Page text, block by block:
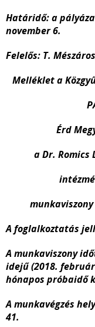
Határidő: a
november 6.
Felelős: T.
Melléklet a
Érd
a Dr. Romics
A foglalkoztatás
A munkaviszony
idejű (2018.
hónapos próbaidő
A munkavégzés
41.